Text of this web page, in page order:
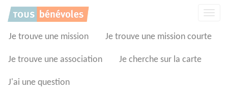
Je trouve une mission Je trouve une mission courte
Je trouve une association Je cherche sur la carte
J'ai une question
Panneau de gestion des cookies